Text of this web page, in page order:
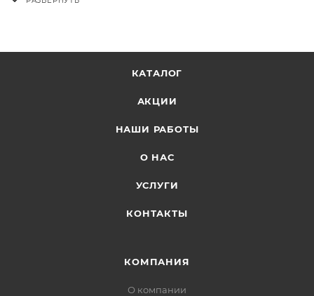
КАТАЛОГ
АКЦИИ
НАШИ РАБОТЫ
О НАС
УСЛУГИ
КОНТАКТЫ
КОМПАНИЯ
О компании